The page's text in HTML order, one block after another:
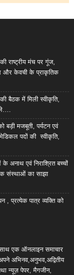
राष्ट्रीय मंच पर गूंज,
और केवची के प्राकृतिक
बैठक में मिली स्वीकृति,
बड़ी मजबूती, पर्यटन एवं
पदों की स्वीकृति,
अनाथ एवं निराश्रित बच्चों
संस्थाओं का साझा
, प्रत्येक पात्र व्यक्ति को
एक ऑनलाइन समाचार
अभिनव,अनुभव,अद्वितीय
न्यूज़ पेपर, मैगजीन,